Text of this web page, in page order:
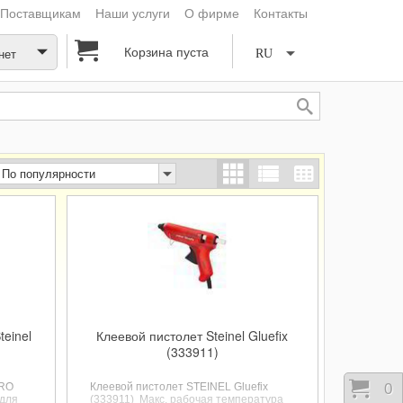
Поставщикам Наши услуги О фирме Контакты
RU
Корзина пуста
По популярности
Клеевой пистолет Steinel Gluefix
(333911)
Клеевой пистолет STEINEL Gluefix
(333911)
Макс. рабочая температура
0